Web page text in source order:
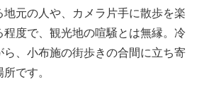
元の人や、カメラ片手に散歩を楽
程度で、観光地の喧騒とは無縁。冷
ら、小布施の街歩きの合間に立ち寄
です。